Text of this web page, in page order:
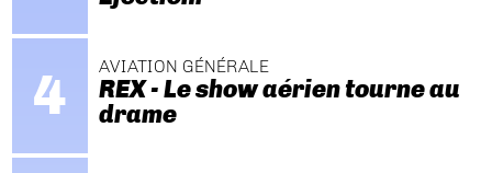
AVIATION GÉNÉRALE
REX - Le show aérien tourne au
drame